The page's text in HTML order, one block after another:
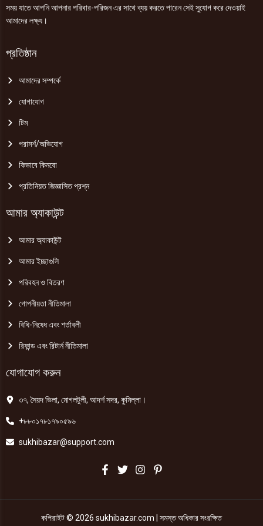
সময় যাতে আপনি আপনার পরিবার-পরিজন এর সাথে ব্যয় করতে পারেন সেই সুযোগ করে দেওয়াই
আমাদের লক্ষ্য।
প্রতিষ্ঠান
আমাদের সম্পর্কে
যোগাযোগ
টিম
পরামর্শ/অভিযোগ
কিভাবে কিনবো
প্রতিনিয়ত জিজ্ঞাসিত প্রশ্ন
আমার অ্যাকাউন্ট
আমার অ্যাকাউন্ট
আমার ইচ্ছাগুলি
পরিবহন ও বিতরণ
গোপনীয়তা নীতিমালা
বিধি-নিষেধ এবং শর্তাবলী
রিফান্ড এবং রিটার্ন নীতিমালা
যোগাযোগ করুন
৩৭, সৈয়দ ভিলা, মোগলটুলী, আদর্শ সদর, কুমিল্লা।
+৮৮০১৭৮১৭৯০৫৯৬
sukhibazar@support.com
কপিরাইট © 2026 sukhibazar.com | সমস্ত অধিকার সংরক্ষিত